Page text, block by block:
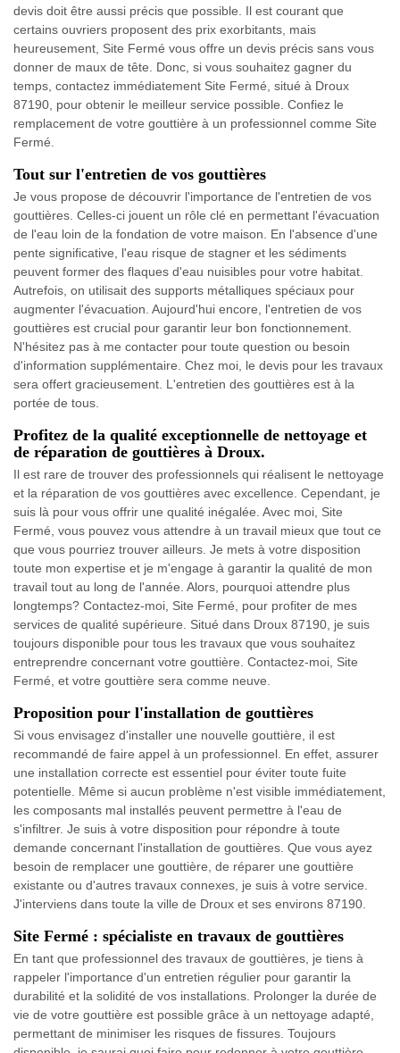
devis doit être aussi précis que possible. Il est courant que
certains ouvriers proposent des prix exorbitants, mais
heureusement, Site Fermé vous offre un devis précis sans vous
donner de maux de tête. Donc, si vous souhaitez gagner du
temps, contactez immédiatement Site Fermé, situé à Droux
87190, pour obtenir le meilleur service possible. Confiez le
remplacement de votre gouttière à un professionnel comme Site
Fermé.
Tout sur l'entretien de vos gouttières
Je vous propose de découvrir l'importance de l'entretien de vos
gouttières. Celles-ci jouent un rôle clé en permettant l'évacuation
de l'eau loin de la fondation de votre maison. En l'absence d'une
pente significative, l'eau risque de stagner et les sédiments
peuvent former des flaques d'eau nuisibles pour votre habitat.
Autrefois, on utilisait des supports métalliques spéciaux pour
augmenter l'évacuation. Aujourd'hui encore, l'entretien de vos
gouttières est crucial pour garantir leur bon fonctionnement.
N'hésitez pas à me contacter pour toute question ou besoin
d'information supplémentaire. Chez moi, le devis pour les travaux
sera offert gracieusement. L'entretien des gouttières est à la
portée de tous.
Profitez de la qualité exceptionnelle de nettoyage et
de réparation de gouttières à Droux.
Il est rare de trouver des professionnels qui réalisent le nettoyage
et la réparation de vos gouttières avec excellence. Cependant, je
suis là pour vous offrir une qualité inégalée. Avec moi, Site
Fermé, vous pouvez vous attendre à un travail mieux que tout ce
que vous pourriez trouver ailleurs. Je mets à votre disposition
toute mon expertise et je m'engage à garantir la qualité de mon
travail tout au long de l'année. Alors, pourquoi attendre plus
longtemps? Contactez-moi, Site Fermé, pour profiter de mes
services de qualité supérieure. Situé dans Droux 87190, je suis
toujours disponible pour tous les travaux que vous souhaitez
entreprendre concernant votre gouttière. Contactez-moi, Site
Fermé, et votre gouttière sera comme neuve.
Proposition pour l'installation de gouttières
Si vous envisagez d'installer une nouvelle gouttière, il est
recommandé de faire appel à un professionnel. En effet, assurer
une installation correcte est essentiel pour éviter toute fuite
potentielle. Même si aucun problème n'est visible immédiatement,
les composants mal installés peuvent permettre à l'eau de
s'infiltrer. Je suis à votre disposition pour répondre à toute
demande concernant l'installation de gouttières. Que vous ayez
besoin de remplacer une gouttière, de réparer une gouttière
existante ou d'autres travaux connexes, je suis à votre service.
J'interviens dans toute la ville de Droux et ses environs 87190.
Site Fermé : spécialiste en travaux de gouttières
En tant que professionnel des travaux de gouttières, je tiens à
rappeler l'importance d'un entretien régulier pour garantir la
durabilité et la solidité de vos installations. Prolonger la durée de
vie de votre gouttière est possible grâce à un nettoyage adapté,
permettant de minimiser les risques de fissures. Toujours